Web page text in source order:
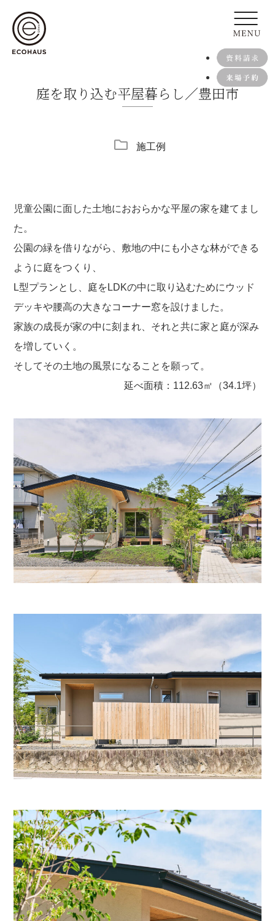
庭を取り込む平屋暮らし／豊田市
施工例
児童公園に面した土地におおらかな平屋の家を建てまし
た。
公園の緑を借りながら、敷地の中にも小さな林ができる
ように庭をつくり、
L型プランとし、庭をLDKの中に取り込むためにウッド
デッキや腰高の大きなコーナー窓を設けました。
家族の成長が家の中に刻まれ、それと共に家と庭が深み
を増していく。
そしてその土地の風景になることを願って。
延べ面積：112.63㎡（34.1坪）